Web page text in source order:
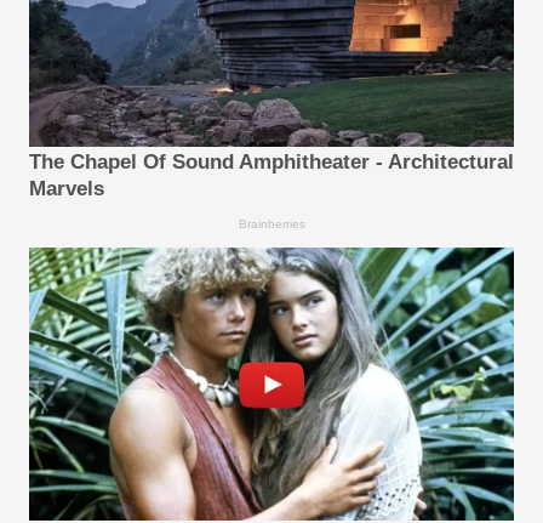
The Chapel Of Sound Amphitheater - Architectural
Marvels
Brainberries